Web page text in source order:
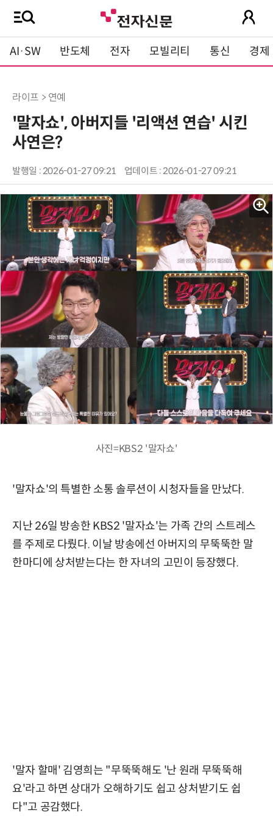
AI·SW 반도체 전자 모빌리티 통신 경제
라이프 > 연예
'말자쇼', 아버지들 '리액션 연습' 시킨
사연은?
발행일 : 2026-01-27 09:21 업데이트 : 2026-01-27 09:21
사진=KBS2 '말자쇼'
'말자쇼'의 특별한 소통 솔루션이 시청자들을 만났다.
지난 26일 방송한 KBS2 '말자쇼'는 가족 간의 스트레스
를 주제로 다뤘다. 이날 방송에선 아버지의 무뚝뚝한 말
한마디에 상처받는다는 한 자녀의 고민이 등장했다.
'말자 할매' 김영희는 "무뚝뚝해도 '난 원래 무뚝뚝해
요'라고 하면 상대가 오해하기도 쉽고 상처받기도 쉽
다"고 공감했다.